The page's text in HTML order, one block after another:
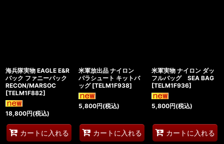
海兵隊実物 EAGLE E&R
バック ファニーパック
RECON/MARSOC
[TELM1F882]
18,800円(税込)
カートに入れる
米軍放出品 ナイロン
パラシュート キットバ
ッグ [TELM1F938]
5,800円(税込)
カートに入れる
米軍実物 ナイロン ダッ
フルバッグ SEA BAG
[TELM1F936]
5,800円(税込)
カートに入れる